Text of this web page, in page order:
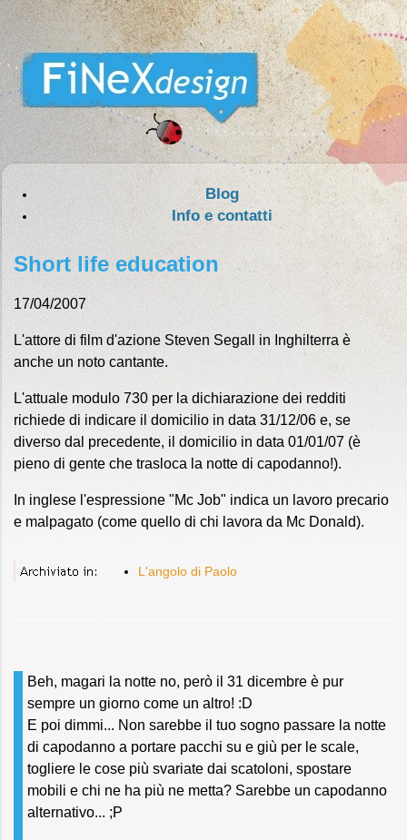
Blog
Info e contatti
Short life education
17/04/2007
L'attore di film d'azione Steven Segall in Inghilterra è
anche un noto cantante.
L'attuale modulo 730 per la dichiarazione dei redditi
richiede di indicare il domicilio in data 31/12/06 e, se
diverso dal precedente, il domicilio in data 01/01/07 (è
pieno di gente che trasloca la notte di capodanno!).
In inglese l'espressione "Mc Job" indica un lavoro precario
e malpagato (come quello di chi lavora da Mc Donald).
L'angolo di Paolo
Beh, magari la notte no, però il 31 dicembre è pur
sempre un giorno come un altro! :D
E poi dimmi... Non sarebbe il tuo sogno passare la notte
di capodanno a portare pacchi su e giù per le scale,
togliere le cose più svariate dai scatoloni, spostare
mobili e chi ne ha più ne metta? Sarebbe un capodanno
alternativo... ;P